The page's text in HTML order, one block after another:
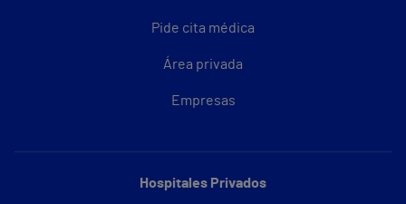
Pide cita médica
Área privada
Empresas
Hospitales Privados